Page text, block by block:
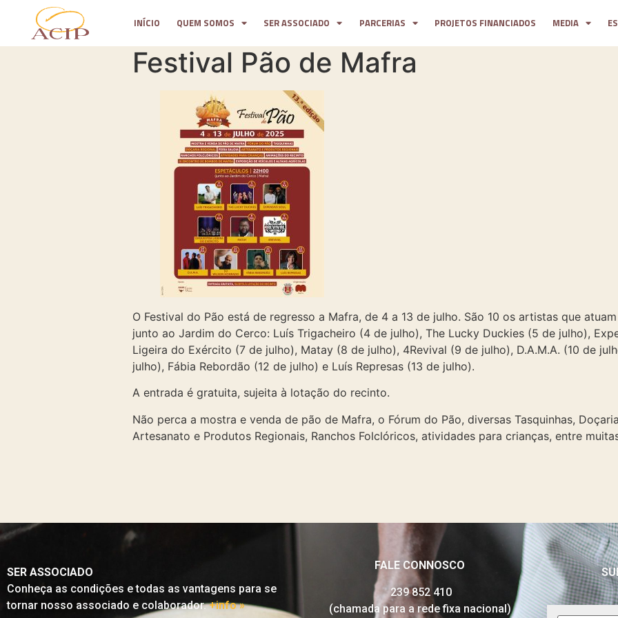
INÍCIO QUEM SOMOS SER ASSOCIADO PARCERIAS PROJETOS FINANCIADOS MEDIA
Festival Pão de Mafra
O Festival do Pão está de regresso a Mafra, de 4 a 13 de julho. São 10 os artistas que
junto ao Jardim do Cerco: Luís Trigacheiro (4 de julho), The Lucky Duckies (5 de julho),
Ligeira do Exército (7 de julho), Matay (8 de julho), 4Revival (9 de julho), D.A.M.A. (10 de
julho), Fábia Rebordão (12 de julho) e Luís Represas (13 de julho).
A entrada é gratuita, sujeita à lotação do recinto.
Não perca a mostra e venda de pão de Mafra, o Fórum do Pão, diversas Tasquinhas,
Artesanato e Produtos Regionais, Ranchos Folclóricos, atividades para crianças, entre
SER ASSOCIADO
Conheça as condições e todas as vantagens para se
tornar nosso associado e colaborador.+info »
FALE CONNOSCO
239 852 410
(chamada para a rede fixa nacional)